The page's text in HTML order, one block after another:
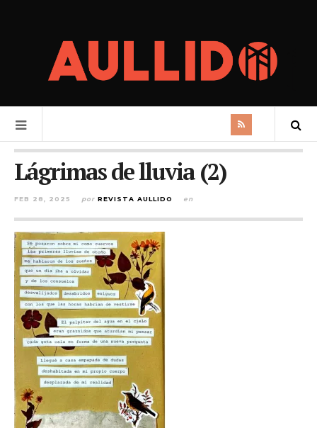
Lágrimas de lluvia (2)
FEB 28, 2025 por REVISTA AULLIDO en